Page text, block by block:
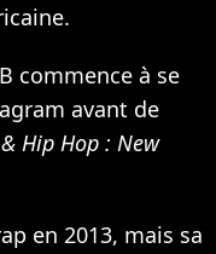
commence à se
avant de
Hip Hop : New
en 2013, mais sa